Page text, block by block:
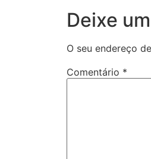
Deixe
O seu endereço
Comentário *